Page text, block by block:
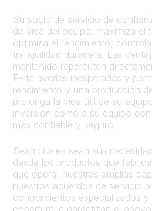
Su socio de servicio de
de vida del equipo: maximiza el
optimiza el rendimiento,
tranquilidad duradera. Las
mantenido repercuten
Evita averías inesperadas y
rendimiento y una producción
prolonga la vida útil de su
inversión como a su equipo
más confiable y seguro.
Sean cuales sean sus
desde los productos que
que opera, nuestras amplias
nuestros acuerdos de servicio
conocimientos especializados y